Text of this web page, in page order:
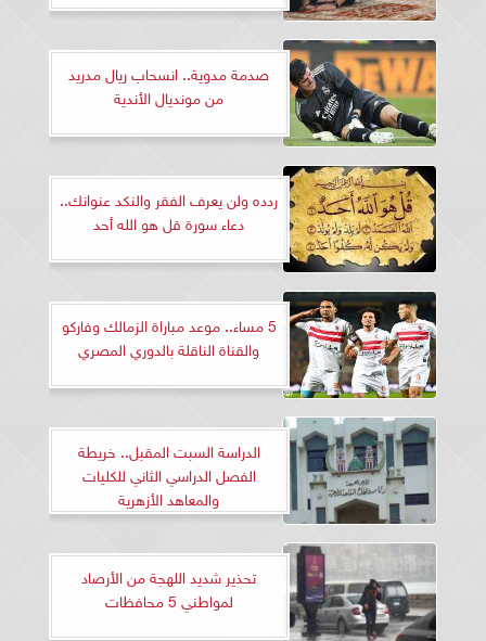
صدمة مدوية.. انسحاب ريال مدريد
من مونديال الأندية
ردده ولن يعرف الفقر والنكد عنوانك..
دعاء سورة قل هو الله أحد
5 مساء.. موعد مباراة الزمالك وفاركو
والقناة الناقلة بالدوري المصري
الدراسة السبت المقبل.. خريطة
الفصل الدراسي الثاني للكليات
والمعاهد الأزهرية
تحذير شديد اللهجة من الأرصاد
لمواطني 5 محافظات